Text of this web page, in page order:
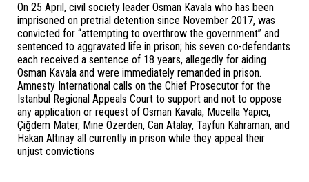
On 25 April, civil society leader Osman Kavala who has been
imprisoned on pretrial detention since November 2017, was
convicted for “attempting to overthrow the government” and
sentenced to aggravated life in prison; his seven co-defendants
each received a sentence of 18 years, allegedly for aiding
Osman Kavala and were immediately remanded in prison.
Amnesty International calls on the Chief Prosecutor for the
Istanbul Regional Appeals Court to support and not to oppose
any application or request of Osman Kavala, Mücella Yapıcı,
Çiğdem Mater, Mine Özerden, Can Atalay, Tayfun Kahraman, and
Hakan Altınay all currently in prison while they appeal their
unjust convictions